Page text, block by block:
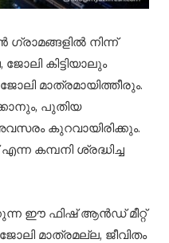
നിന്ന്
കിട്ടിയാലും
മാത്രമായിത്തീരും.
പുതിയ
കുറവായിരിക്കും.
കമ്പനി ശ്രദ്ധിച്ച
ഈ ഫിഷ് ആൻഡ് മീറ്റ്
മാത്രമല്ല, ജീവിതം